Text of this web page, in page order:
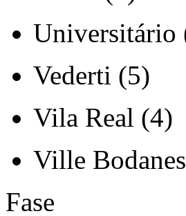
Universitário
Vederti (5)
Vila Real (4)
Ville
Fase